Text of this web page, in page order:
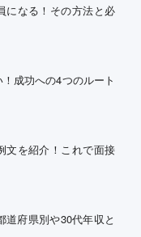
になる！その方法と必
成功への4つのルート
文を紹介！これで面接
府県別や30代年収と